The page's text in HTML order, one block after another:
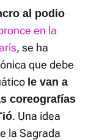
al podio
en la
, se ha
que debe
le van a
coreografías
. Una idea
la Sagrada